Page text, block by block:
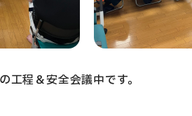
工程＆安全会議中です。